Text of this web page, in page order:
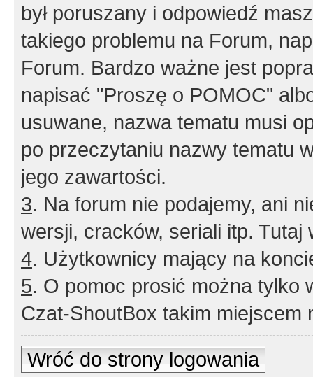
był poruszany i odpowiedź
takiego problemu na Forum,
Forum. Bardzo ważne jest
napisać "Proszę o POMOC"
usuwane, nazwa tematu musi
po przeczytaniu nazwy tematu
jego zawartości.
3. Na forum nie podajemy, ani
wersji, cracków, seriali itp. Tutaj
4. Użytkownicy mający na
5. O pomoc prosić można tylko
Czat-ShoutBox takim miejscem
Wróć do strony logowania